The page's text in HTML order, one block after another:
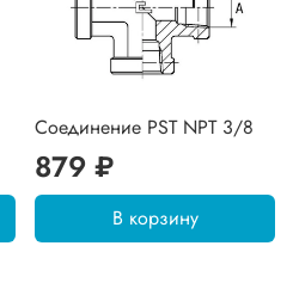
Соединение PST NPT 3/8
879 ₽
В корзину